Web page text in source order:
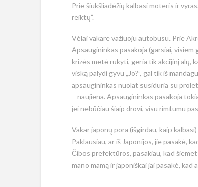
Prie šiukšliadėžių kalbasi moteris ir
reiktų”.
Vėlai vakare važiuoju autobusu. Prie
Apsaugininkas pasakoja (garsiai,
krizės metė rūkyti, geria tik akcijinį alų,
viską palydi gyvu „Jo?”, gal tik iš
apsaugininkas nuolat susiduria su
– naujiena. Apsaugininkas pasakoja
jei nebūčiau šiaip drovi, visu rimtumu
Vakar japonų pora (išgirdau, kaip
Paklausiau, ar iš Japonijos, jie pasakė,
Čibos prefektūros, pasakiau, kad
mano mamą ir japoniškai jai pasakė, kad